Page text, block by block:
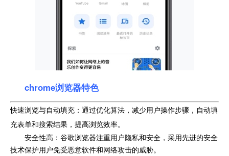
chrome浏览器特色
快速浏览与自动填充：通过优化算法，减少用户操作步骤，自动填
充表单和搜索结果，提高浏览效率。
安全性高：谷歌浏览器注重用户隐私和安全，采用先进的安全
技术保护用户免受恶意软件和网络攻击的威胁。